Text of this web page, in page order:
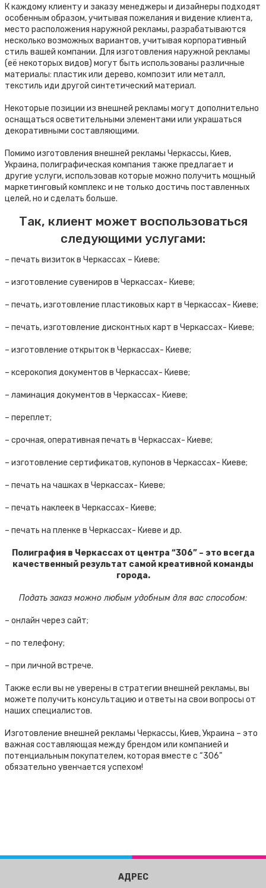
К каждому клиенту и заказу менеджеры и дизайнеры подходят
особенным образом, учитывая пожелания и видение клиента,
место расположения наружной рекламы, разрабатываются
несколько возможных вариантов, учитывая корпоративный
стиль вашей компании. Для изготовления наружной рекламы
(её некоторых видов) могут быть использованы различные
материалы: пластик или дерево, композит или металл,
текстиль иди другой синтетический материал.
Некоторые позиции из внешней рекламы могут дополнительно
оснащаться осветительными элементами или украшаться
декоративными составляющими.
Помимо изготовления внешней рекламы Черкассы, Киев,
Украина, полиграфическая компания также предлагает и
другие услуги, использовав которые можно получить мощный
маркетинговый комплекс и не только достичь поставленных
целей, но и сделать больше.
Так, клиент может воспользоваться
следующими услугами:
– печать визиток в Черкассах – Киеве;
– изготовление сувениров в Черкассах- Киеве;
– печать, изготовление пластиковых карт в Черкассах- Киеве;
– печать, изготовление дисконтных карт в Черкассах- Киеве;
– изготовление открыток в Черкассах- Киеве;
– ксерокопия документов в Черкассах- Киеве;
– ламинация документов в Черкассах- Киеве;
– переплет;
– срочная, оперативная печать в Черкассах- Киеве;
– изготовление сертификатов, купонов в Черкассах- Киеве;
– печать на чашках в Черкассах- Киеве;
– печать наклеек в Черкассах- Киеве;
– печать на пленке в Черкассах- Киеве и др.
Полиграфия в Черкассах от центра “306” – это всегда
качественный результат самой креативной команды
города.
Подать заказ можно любым удобным для вас способом:
– онлайн через сайт;
– по телефону;
– при личной встрече.
Также если вы не уверены в стратегии внешней рекламы, вы
можете получить консультацию и ответы на свои вопросы от
наших специалистов.
Изготовление внешней рекламы Черкассы, Киев, Украина – это
важная составляющая между брендом или компанией и
потенциальным покупателем, которая вместе с “306”
обязательно увенчается успехом!
АДРЕС